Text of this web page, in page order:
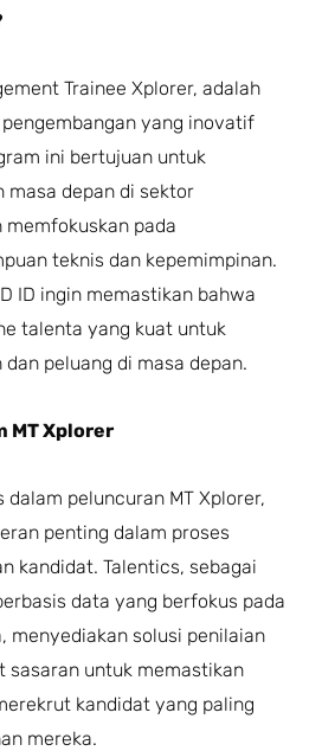
Trainee Xplorer, adalah
yang inovatif
ini bertujuan untuk
masa depan di sektor
memfokuskan pada
teknis dan kepemimpinan.
ID ingin memastikan bahwa
talenta yang kuat untuk
peluang di masa depan.
MT Xplorer
peluncuran MT Xplorer,
penting dalam proses
kandidat. Talentics, sebagai
data yang berfokus pada
menyediakan solusi penilaian
sasaran untuk memastikan
kandidat yang paling
mereka.